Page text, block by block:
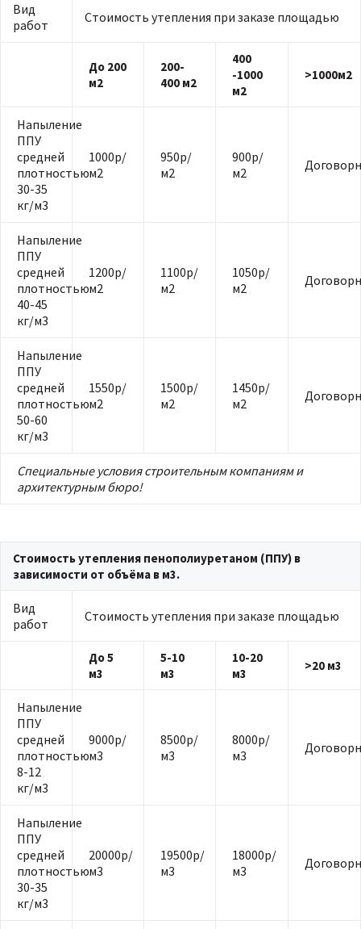
Вид
работ
Стоимость утепления при заказе площадью
До 200
м2
200-
400 м2
400
-1000
м2
>1000м2
Напыление
ППУ
средней
плотностью
30-35
кг/м3
1000р/
м2
950р/
м2
900р/
м2
Напыление
ППУ
средней
плотностью
40-45
кг/м3
1200р/
м2
1100р/
м2
1050р/
м2
Напыление
ППУ
средней
плотностью
50-60
кг/м3
1550р/
м2
1500р/
м2
1450р/
м2
Специальные условия строительным компаниям и
архитектурным бюро!
Стоимость утепления пенополиуретаном (ППУ) в
зависимости от объёма в м3.
Вид
работ
Стоимость утепления при заказе площадью
До 5
м3
5-10
м3
10-20
м3
>20 м3
Напыление
ППУ
средней
плотностью
8-12
кг/м3
9000р/
м3
8500р/
м3
8000р/
м3
Напыление
ППУ
средней
плотностью
30-35
кг/м3
20000р/
м3
19500р/
м3
18000р/
м3